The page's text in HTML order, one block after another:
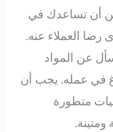
أن تساعدك في
رضا العملاء عنه.
عن المواد
في عمله. يجب أن
متطورة